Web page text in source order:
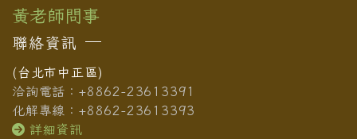
黃老師問事
聯絡資訊
(台北市中正區)
洽詢電話：+8862-23613391
化解專線：+8862-23613393
詳細資訊